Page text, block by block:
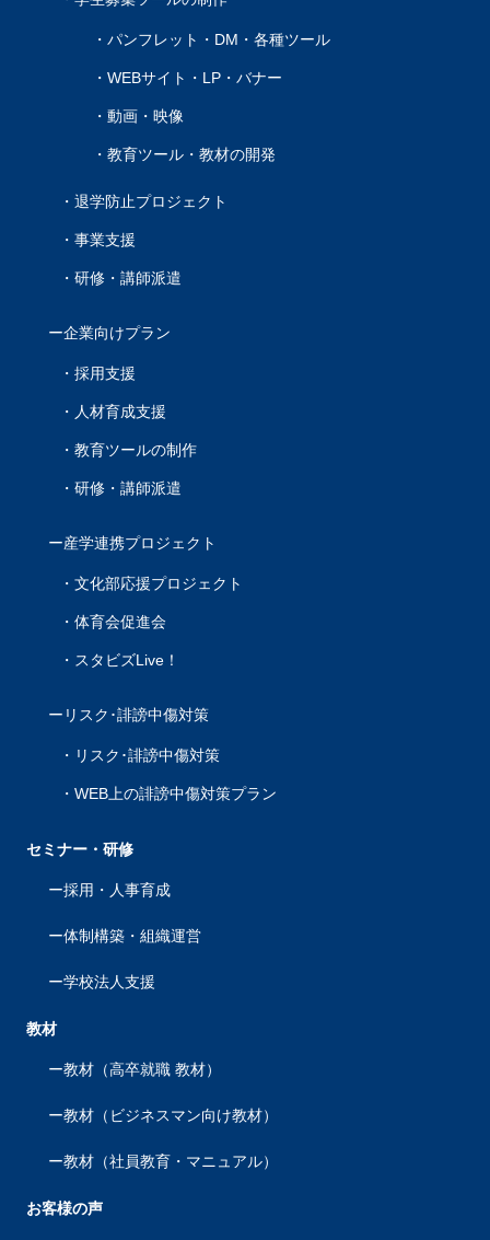
パンフレット・DM・各種ツール
WEBサイト・LP・バナー
動画・映像
教育ツール・教材の開発
退学防止プロジェクト
事業支援
研修・講師派遣
企業向けプラン
採用支援
人材育成支援
教育ツールの制作
研修・講師派遣
産学連携プロジェクト
文化部応援プロジェクト
体育会促進会
スタビズLive！
リスク･誹謗中傷対策
リスク･誹謗中傷対策
WEB上の誹謗中傷対策プラン
セミナー・研修
採用・人事育成
体制構築・組織運営
学校法人支援
教材
教材（高卒就職 教材）
教材（ビジネスマン向け教材）
教材（社員教育・マニュアル）
お客様の声